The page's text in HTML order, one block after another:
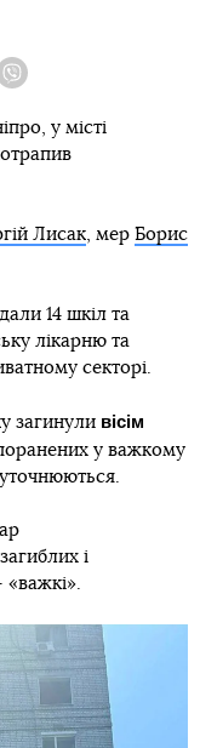
у місті
Лисак, мер Борис
14 шкіл та
лікарню та
секторі.
загинули вісім
у важкому
і